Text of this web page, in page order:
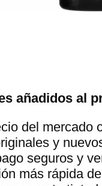
añadidos al
del mercado
y
seguros y
más rápida